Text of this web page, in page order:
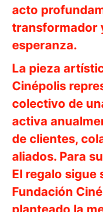
acto
transformador
esperanza.
La pieza
Cinépolis
colectivo de
activa
de clientes,
aliados. Para
El regalo sigue
Fundación